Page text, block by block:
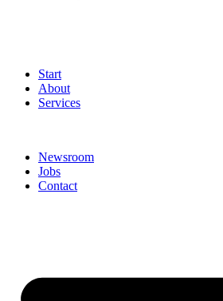
Start
About
Services
Newsroom
Jobs
Contact